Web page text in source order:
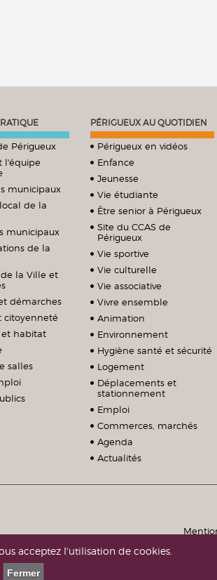
Périgueux
l'équipe
municipaux
de la
municipaux
de la
la Ville et
démarches
citoyenneté
habitat
salles
PÉRIGUEUX AU QUOTIDIEN
Périgueux en vidéos
Enfance
Jeunesse
Vie étudiante
Être senior à Périgueux
Site du CCAS de
Périgueux
Vie sportive
Vie culturelle
Vie associative
Vivre ensemble
Animation
Environnement
Hygiène santé et sécurité
Logement
Déplacements et
stationnement
Emploi
Commerces, marchés
Agenda
Actualités
acceptez l'utilisation de cookies.